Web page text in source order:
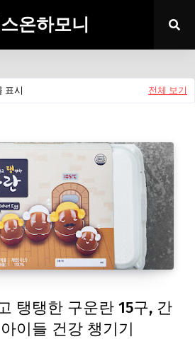
온하모니
표시 전체 보기
탱탱한 구운란 15구, 간
이들 건강 챙기기